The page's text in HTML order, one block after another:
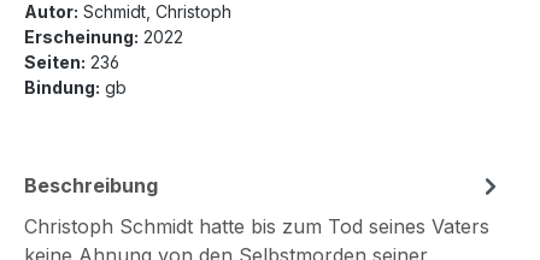
Autor: Schmidt, Christoph
Erscheinung: 2022
Seiten: 236
Bindung: gb
Beschreibung
Christoph Schmidt hatte bis zum Tod seines Vaters